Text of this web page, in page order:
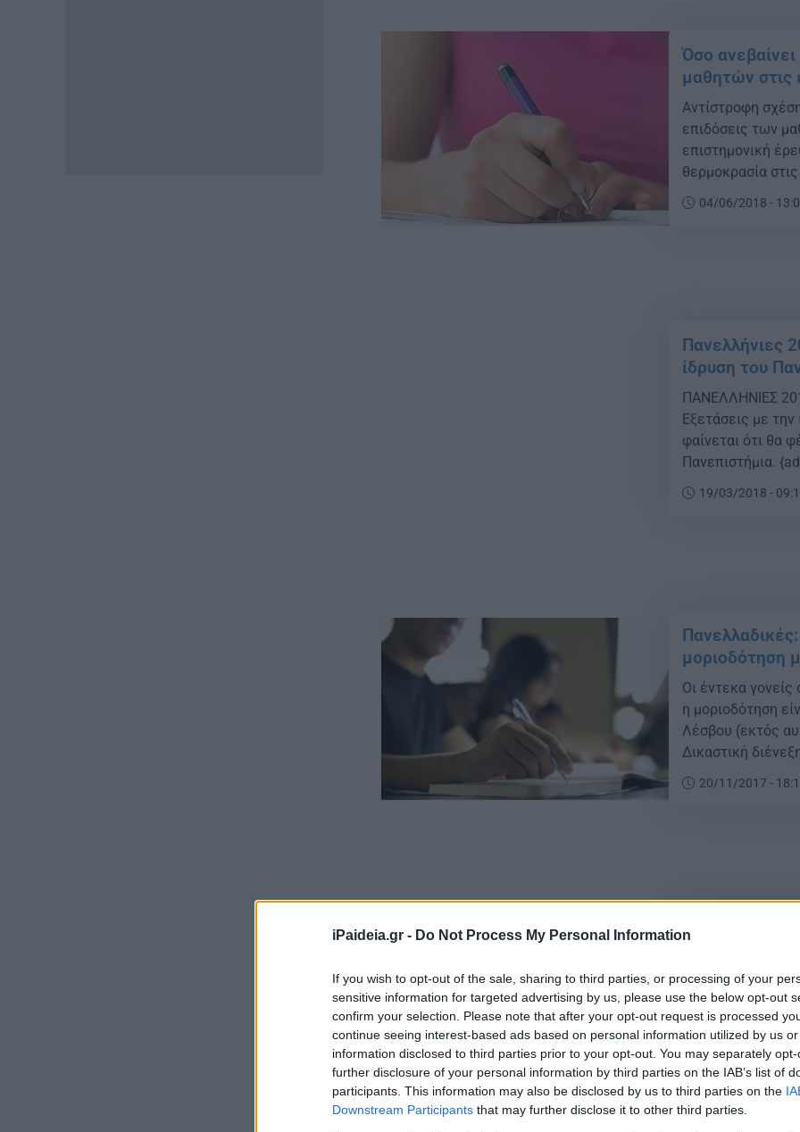
iPaideia.gr - Do Not Process My Personal Information
If you wish to opt-out of the sale, sharing to third parties, or processing of your
sensitive information for targeted advertising by us, please use the below opt-out
confirm your selection. Please note that after your opt-out request is processed
continue seeing interest-based ads based on personal information utilized by us
information disclosed to third parties prior to your opt-out. You may separately
further disclosure of your personal information by third parties on the IAB’s list of
participants. This information may also be disclosed by us to third parties on the
Downstream Participants that may further disclose it to other third parties.
Όσο
μαθητών στις
Αντίστροφη
επιδόσεις των
επιστημονική
θερμοκρασία
στις εξετάσεις.
το θερμόμετρο
04/06/2018 -
Πανελλήνιες
ίδρυση του
ΠΑΝΕΛΛΗΝΙΕΣ
Εξετάσεις με
φαίνεται ότι θα
Πανεπιστήμια.
Γαβρόγλου να
Πανεπιστημίου
19/03/2018 -
μοριοδότηση
Οι έντεκα
η μοριοδότηση
Λέσβου (εκτός
Δικαστική
περασμένες
μετά το κτύπημα
20/11/2017 -
του
Από το
ότι σύμφωνα με
μέρος στη
ειδική
γνώση των
χρονικό
07/11/2017 -